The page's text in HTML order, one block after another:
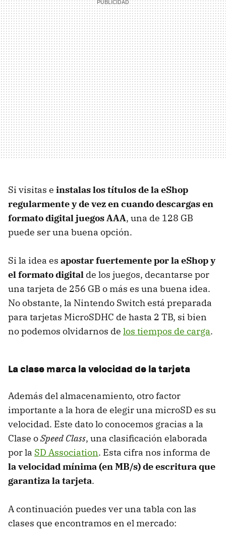
Si visitas e instalas los títulos de la eShop
regularmente y de vez en cuando descargas en
formato digital juegos AAA, una de 128 GB
puede ser una buena opción.
Si la idea es apostar fuertemente por la eShop y
el formato digital de los juegos, decantarse por
una tarjeta de 256 GB o más es una buena idea.
No obstante, la Nintendo Switch está preparada
para tarjetas MicroSDHC de hasta 2 TB, si bien
no podemos olvidarnos de los tiempos de carga.
La clase marca la velocidad de la tarjeta
Además del almacenamiento, otro factor
importante a la hora de elegir una microSD es su
velocidad. Este dato lo conocemos gracias a la
Clase oSpeed Class, una clasificación elaborada
por la SD Association. Esta cifra nos informa de
la velocidad mínima (en MB/s) de escritura que
garantiza la tarjeta.
A continuación puedes ver una tabla con las
clases que encontramos en el mercado: